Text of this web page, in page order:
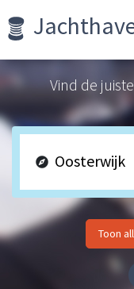
Vind de
Toon